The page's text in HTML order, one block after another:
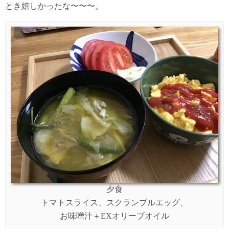
とき嬉しかったな〜〜〜。
夕食
トマトスライス、スクランブルエッグ、
お味噌汁＋EXオリーブオイル